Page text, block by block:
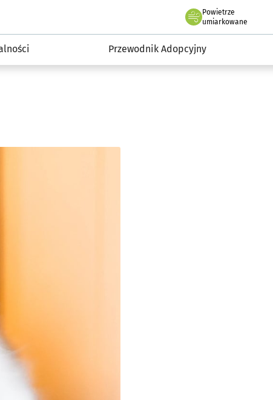
– Zaadoptuj Przyjaciela
Powietrze
we Wrocławiu
umiarkowane
Przewodnik Adopcyjny